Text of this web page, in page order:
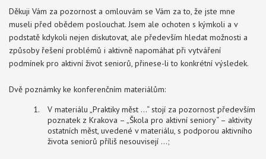
Děkuji Vám za pozornost a omlouvám se Vám za to, že jste mne
museli před obědem poslouchat. Jsem ale ochoten s kýmkoli a v
podstatě kdykoli nejen diskutovat, ale především hledat možnosti a
způsoby řešení problémů i aktivně napomáhat při vytváření
podmínek pro aktivní život seniorů, přinese-li to konkrétní výsledek.
Dvě poznámky ke konferenčním materiálům:
V materiálu „Praktiky měst …“ stojí za pozornost především
poznatek z Krakova – „Škola pro aktivní seniory“ – aktivity
ostatních měst, uvedené v materiálu, s podporou aktivního
života seniorů příliš nesouvisejí …;